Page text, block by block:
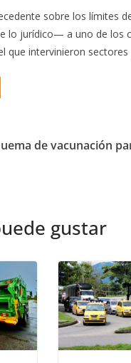
sobre los límites
lo jurídico— a uno de los
que intervinieron
de vacunación
gustar